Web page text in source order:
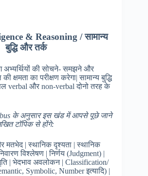
& Reasoning /सामान्य
बुद्धि और तर्क
अभ्यर्थियों की सोचने- समझने और
क्षमता का परीक्षण करेगा| सामान्य बुद्धि
verbal और non-verbal दोनो तरह के
के अनुसार इस खंड में आपसे पूछे जाने
टॉपिक से होंगे:
मतभेद | स्थानिक दृश्यता | स्थानिक
विश्लेषण | निर्णय (Judgment) |
| भेदभाव अवलोकन | Classification/
Symbolic, Number इत्यादि) |